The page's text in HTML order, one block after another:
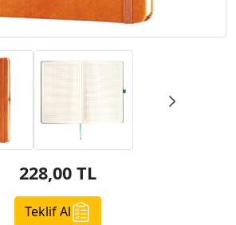
228,00 TL
Teklif Al